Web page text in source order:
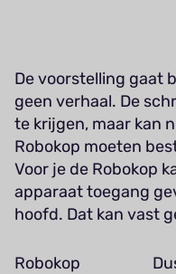
De voorstelling gaat
geen verhaal. De
te krijgen, maar kan
Robokop moeten
Voor je de Robokop
apparaat toegang
hoofd. Dat kan vast
Robokop Dus je